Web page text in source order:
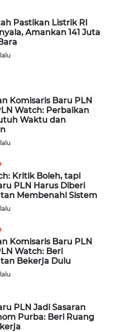
Pastikan Listrik RI
Amankan 141 Juta
Komisaris Baru PLN
Watch: Perbaikan
Waktu dan
Kritik Boleh, tapi
PLN Harus Diberi
Membenahi Sistem
Komisaris Baru PLN
Watch: Beri
Bekerja Dulu
PLN Jadi Sasaran
Purba: Beri Ruang